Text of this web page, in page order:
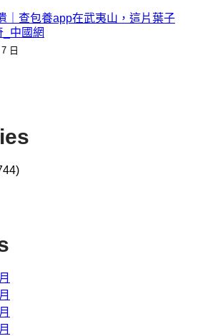
｜查包養app在武夷山，這片葉子
_中國網
日